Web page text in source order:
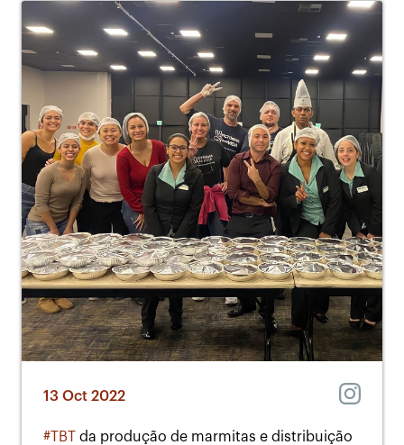
#TBT da produção de marmitas e distribuição
13 Oct 2022